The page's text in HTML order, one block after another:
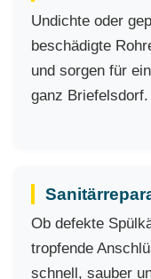
Undichte oder
beschädigte
und sorgen für
ganz Briefelsdorf.
Ob defekte
tropfende
schnell, sauber